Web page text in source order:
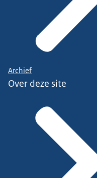
Archief
Over deze site